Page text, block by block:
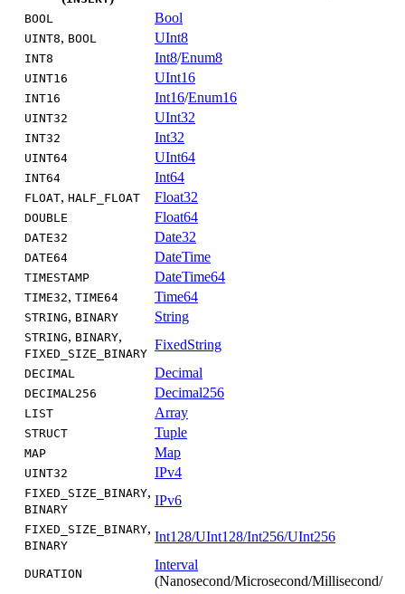
BOOL Bool
UINT8, BOOL UInt8
INT8 Int8/Enum8
UINT16 UInt16
INT16 Int16/Enum16
UINT32 UInt32
INT32 Int32
UINT64 UInt64
INT64 Int64
FLOAT, HALF_FLOAT Float32
DOUBLE Float64
DATE32 Date32
DATE64 DateTime
TIMESTAMP DateTime64
TIME32, TIME64 Time64
STRING, BINARY String
STRING, BINARY,
FIXED_SIZE_BINARY
FixedString
DECIMAL Decimal
DECIMAL256 Decimal256
LIST Array
STRUCT Tuple
MAP Map
UINT32 IPv4
FIXED_SIZE_BINARY,
BINARY
IPv6
FIXED_SIZE_BINARY,
BINARY
Int128/UInt128/Int256/UInt256
DURATION
Interval
(Nanosecond/Microsecond/Millisecond/